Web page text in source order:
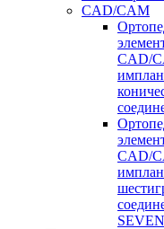
CAD/CAM
CAD/
CAD/